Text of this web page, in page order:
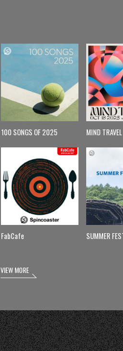
100 SONGS OF 2025
FabCafe
MIND TRAVEL
SUMMER
VIEW MORE